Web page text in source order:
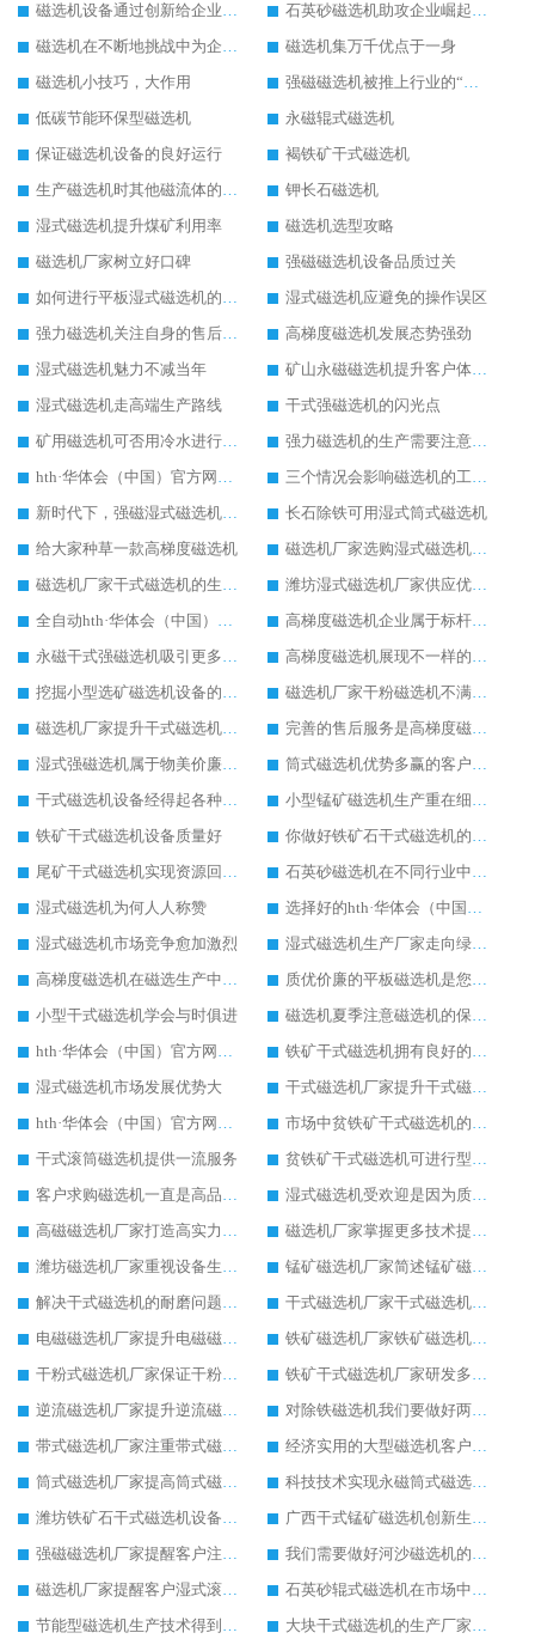
磁选机设备通过创新给企业发展带来春天
石英砂磁选机助攻企业崛起的不二法门
磁选机在不断地挑战中为企业打造锦绣前程
磁选机集万千优点于一身
磁选机小技巧，大作用
强磁磁选机被推上行业的“风口浪尖”
低碳节能环保型磁选机
永磁辊式磁选机
保证磁选机设备的良好运行
褐铁矿干式磁选机
生产磁选机时其他磁流体的生产
钾长石磁选机
湿式磁选机提升煤矿利用率
磁选机选型攻略
磁选机厂家树立好口碑
强磁磁选机设备品质过关
如何进行平板湿式磁选机的磁筒更换
湿式磁选机应避免的操作误区
强力磁选机关注自身的售后服务
高梯度磁选机发展态势强劲
湿式磁选机魅力不减当年
矿山永磁磁选机提升客户体验度
湿式磁选机走高端生产路线
干式强磁选机的闪光点
矿用磁选机可否用冷水进行降温
强力磁选机的生产需要注意安全问题
hth·华体会（中国）官方网站-hth.com 工作效率问题该如何来处理
三个情况会影响磁选机的工作情况
新时代下，强磁湿式磁选机不断发展
长石除铁可用湿式筒式磁选机
给大家种草一款高梯度磁选机
磁选机厂家选购湿式磁选机三原则
磁选机厂家干式磁选机的生产产量可进一步提升
潍坊湿式磁选机厂家供应优质湿式磁选机
全自动hth·华体会（中国）官方网站-hth.com 市场发展火爆
高梯度磁选机企业属于标杆性高质量企业
永磁干式强磁选机吸引更多客户关注
高梯度磁选机展现不一样的发展角度
挖掘小型选矿磁选机设备的潜力优势
磁选机厂家干粉磁选机不满当前发展
磁选机厂家提升干式磁选机的服务
完善的售后服务是高梯度磁选机的开路先锋
湿式强磁选机属于物美价廉的选矿设备
筒式磁选机优势多赢的客户好口碑
干式磁选机设备经得起各种比较
小型锰矿磁选机生产重在细节上
铁矿干式磁选机设备质量好
你做好铁矿石干式磁选机的维护保养了吗
尾矿干式磁选机实现资源回收再利用
石英砂磁选机在不同行业中使用普遍的原因
湿式磁选机为何人人称赞
选择好的hth·华体会（中国）官方网站-hth.com 厂家可降低生产成本
湿式磁选机市场竞争愈加激烈
湿式磁选机生产厂家走向绿色生产之路
高梯度磁选机在磁选生产中的重要性
质优价廉的平板磁选机是您生产的好帮手
小型干式磁选机学会与时俱进
磁选机夏季注意磁选机的保养工作
hth·华体会（中国）官方网站-hth.com 展现更宽的发展空间
铁矿干式磁选机拥有良好的发展前景
湿式磁选机市场发展优势大
干式磁选机厂家提升干式磁选机设备寿命
hth·华体会（中国）官方网站-hth.com 厂家提升hth·华体会（中国）官方网站-hth.com 的优良品质
市场中贫铁矿干式磁选机的售价是否合理
干式滚筒磁选机提供一流服务
贫铁矿干式磁选机可进行型号定制生产
客户求购磁选机一直是高品质的选矿设备
湿式磁选机受欢迎是因为质量好
高磁磁选机厂家打造高实力的高磁磁选机设备
磁选机厂家掌握更多技术提升磁选机工作效率
潍坊磁选机厂家重视设备生产品质
锰矿磁选机厂家简述锰矿磁选机的设备优势
解决干式磁选机的耐磨问题，延长寿命有帮助
干式磁选机厂家干式磁选机技术含量高
电磁磁选机厂家提升电磁磁选机在市场中存在的价值
铁矿磁选机厂家铁矿磁选机环保生产意义大
干粉式磁选机厂家保证干粉式磁选机的工作产量
铁矿干式磁选机厂家研发多种铁矿干式磁选机设备
逆流磁选机厂家提升逆流磁选机的尾矿回收效果
对除铁磁选机我们要做好两点保养工作
带式磁选机厂家注重带式磁选机细节生产
经济实用的大型磁选机客户反馈好
筒式磁选机厂家提高筒式磁选机的设备质量
科技技术实现永磁筒式磁选机飞跃发展
潍坊铁矿石干式磁选机设备厂家注重磁选机的质量生产
广西干式锰矿磁选机创新生产促进经济增长
强磁磁选机厂家提醒客户注意强磁磁选机的安全生产
我们需要做好河沙磁选机的每日检查工作
磁选机厂家提醒客户湿式滚筒磁选机并不是贵的好
石英砂辊式磁选机在市场中有稳定的发展局势
节能型磁选机生产技术得到客户认可
大块干式磁选机的生产厂家市场信誉度高